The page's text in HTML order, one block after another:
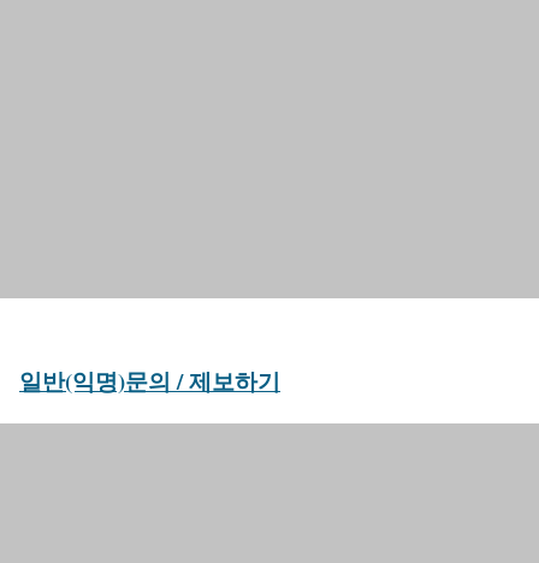
일반(익명)문의 / 제보하기